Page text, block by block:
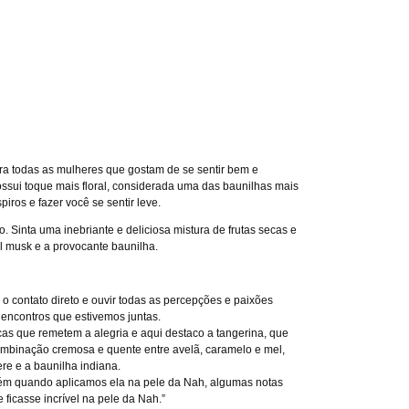
todas as mulheres que gostam de se sentir bem e
toque mais floral, considerada uma das baunilhas mais
e fazer você se sentir leve.
Sinta uma inebriante e deliciosa mistura de frutas secas e
musk e a provocante baunilha.
contato direto e ouvir todas as percepções e paixões
que estivemos juntas.
que remetem a alegria e aqui destaco a tangerina, que
cremosa e quente entre avelã, caramelo e mel,
e a baunilha indiana.
quando aplicamos ela na pele da Nah, algumas notas
incrível na pele da Nah.”